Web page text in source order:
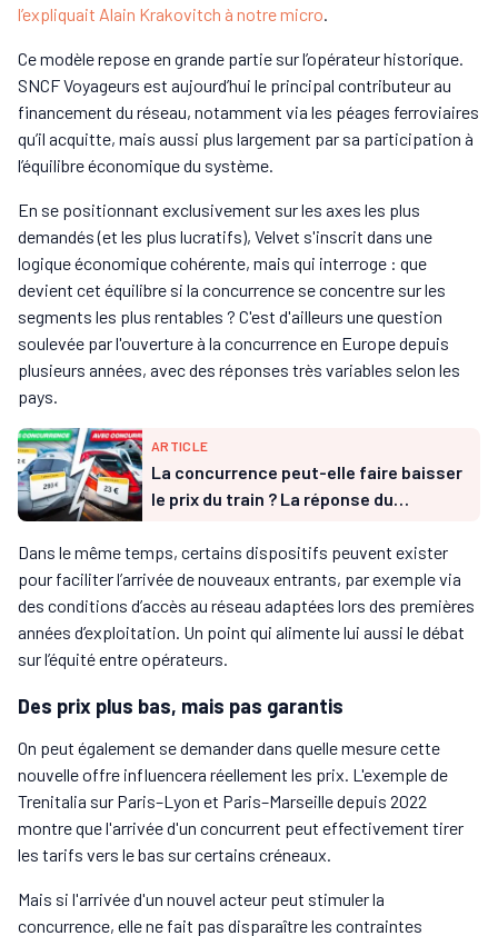
l’expliquait Alain Krakovitch à notre micro.
Ce modèle repose en grande partie sur l’opérateur historique.
SNCF Voyageurs est aujourd’hui le principal contributeur au
financement du réseau, notamment via les péages ferroviaires
qu’il acquitte, mais aussi plus largement par sa participation à
l’équilibre économique du système.
En se positionnant exclusivement sur les axes les plus
demandés (et les plus lucratifs), Velvet s'inscrit dans une
logique économique cohérente, mais qui interroge : que
devient cet équilibre si la concurrence se concentre sur les
segments les plus rentables ? C'est d'ailleurs une question
soulevée par l'ouverture à la concurrence en Europe depuis
plusieurs années, avec des réponses très variables selon les
pays.
ARTICLE
La concurrence peut-elle faire baisser
le prix du train ? La réponse du
Dans le même temps, certains dispositifs peuvent exister
pour faciliter l’arrivée de nouveaux entrants, par exemple via
des conditions d’accès au réseau adaptées lors des premières
années d’exploitation. Un point qui alimente lui aussi le débat
sur l’équité entre opérateurs.
Des prix plus bas, mais pas garantis
On peut également se demander dans quelle mesure cette
nouvelle offre influencera réellement les prix. L'exemple de
Trenitalia sur Paris–Lyon et Paris–Marseille depuis 2022
montre que l'arrivée d'un concurrent peut effectivement tirer
les tarifs vers le bas sur certains créneaux.
Mais si l'arrivée d'un nouvel acteur peut stimuler la
concurrence, elle ne fait pas disparaître les contraintes